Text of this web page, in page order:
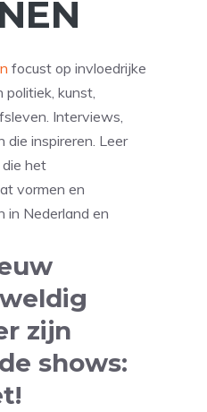
focust op invloedrijke
politiek, kunst,
Interviews,
inspireren. Leer
het
vormen en
in Nederland en
zijn
shows: